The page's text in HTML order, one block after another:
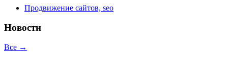
Продвижение сайтов, seo
Новости
Все →